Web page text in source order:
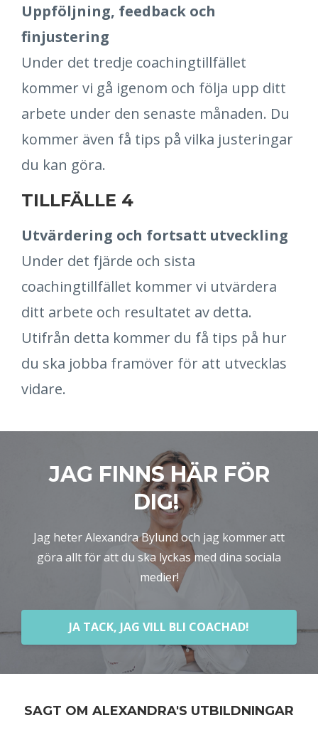
Uppföljning, feedback och
finjustering
Under det tredje coachingtillfället
kommer vi gå igenom och följa upp ditt
arbete under den senaste månaden. Du
kommer även få tips på vilka justeringar
du kan göra.
TILLFÄLLE 4
Utvärdering och fortsatt utveckling
Under det fjärde och sista
coachingtillfället kommer vi utvärdera
ditt arbete och resultatet av detta.
Utifrån detta kommer du få tips på hur
du ska jobba framöver för att utvecklas
vidare.
JAG FINNS HÄR FÖR
DIG!
Jag heter Alexandra Bylund och jag kommer att
göra allt för att du ska lyckas med dina sociala
medier!
JA TACK, JAG VILL BLI COACHAD!
SAGT OM ALEXANDRA'S UTBILDNINGAR